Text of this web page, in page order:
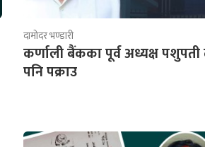
दामोदर भण्डारी
कर्णाली बैंकका पूर्व अध्यक्ष
पनि पक्राउ